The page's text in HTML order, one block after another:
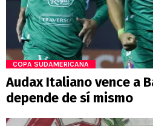
COPA SUDAMERICANA
Audax Italiano vence a
depende de sí mismo